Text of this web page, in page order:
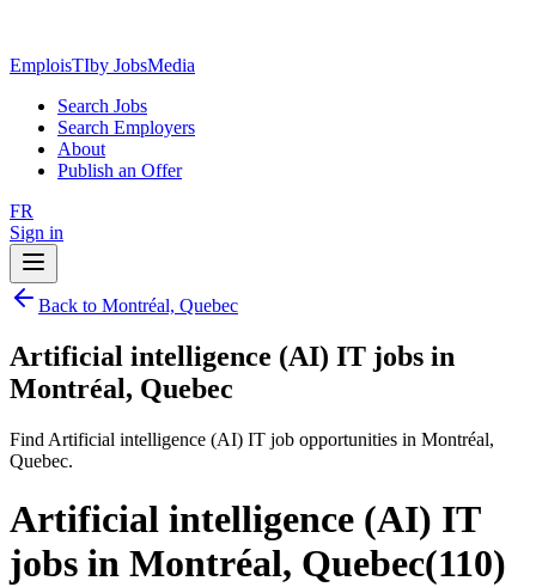
EmploisTIby JobsMedia
Search Jobs
Search Employers
About
Publish an Offer
FR
Sign in
Back to Montréal, Quebec
Artificial intelligence (AI) IT jobs in
Montréal, Quebec
Find Artificial intelligence (AI) IT job opportunities in Montréal,
Quebec.
Artificial intelligence (AI) IT
jobs in Montréal, Quebec(110)